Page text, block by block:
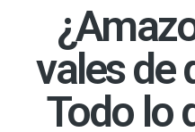
vales de
Todo lo